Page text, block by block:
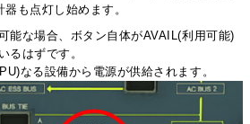
も点灯し始めます。
能な場合、ボタン自体がAVAIL(利用可能)
るはずです。
なる設備から電源が供給されます。